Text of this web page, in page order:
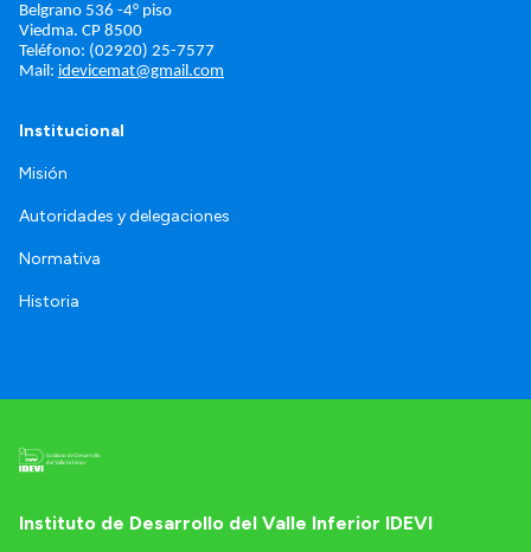
Belgrano 536 -4° piso
Viedma. CP 8500
Teléfono: (02920) 25-7577
Mail: idevicemat@gmail.com
Institucional
Misión
Autoridades y delegaciones
Normativa
Historia
Instituto de Desarrollo del Valle Inferior IDEVI